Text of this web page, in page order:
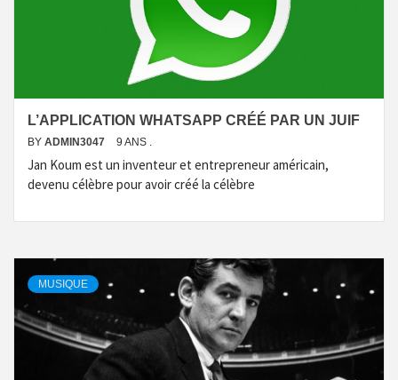
L’APPLICATION WHATSAPP CRÉÉ PAR UN JUIF
BY ADMIN3047 9 ANS .
Jan Koum est un inventeur et entrepreneur américain,
devenu célèbre pour avoir créé la célèbre
MUSIQUE